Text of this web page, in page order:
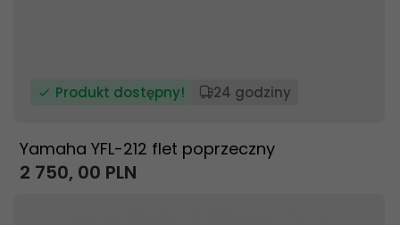
Produkt dostępny! 24 godziny
Yamaha YFL-212 flet poprzeczny
2 750, 00 PLN